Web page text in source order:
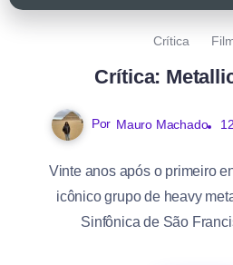
Crítica
Crítica:
Por Mauro Machado
Vinte anos após o primeiro
icônico grupo de heavy
Sinfônica de São